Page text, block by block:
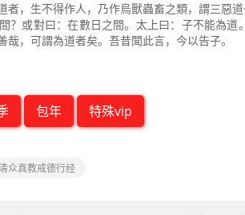
者，生不得作人，乃作烏獸蟲畜之類，謂三惡道
或對曰：在數日之間。太上曰：子不能為道
，可謂為道者矣。吾昔聞此言，今以告子。
包年 特殊vip
众真教戒德行经